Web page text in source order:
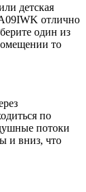
детская
отлично
один из
то
по
потоки
и вниз, что